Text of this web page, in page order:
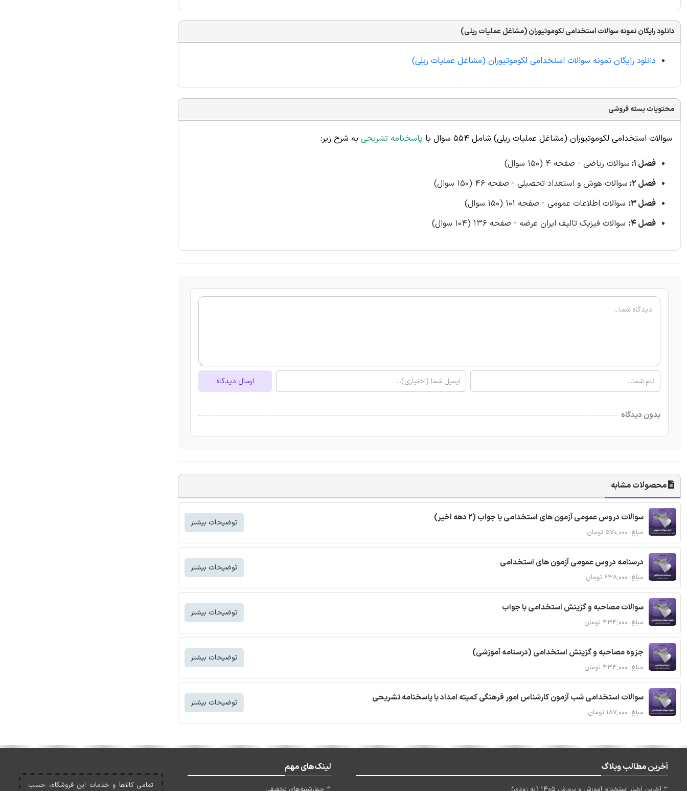
دانلود رایگان نمونه سوالات استخدامی لکوموتیوران (مشاغل عملیات ریلی)
دانلود رایگان نمونه سوالات استخدامی لکوموتیوران (مشاغل عملیات ریلی)
محتویات بسته فروشی
سوالات استخدامی لکوموتیوران (مشاغل عملیات ریلی) شامل 554 سوال با پاسخنامه تشریحی به شرح زیر:
فصل 1:
سوالات ریاضی - صفحه 4 (150 سوال)
فصل 2:
سوالات هوش و استعداد تحصیلی - صفحه 46 (150 سوال)
فصل 3:
سوالات اطلاعات عمومی - صفحه 101 (150 سوال)
فصل 4:
سوالات فیزیک تالیف ایران عرضه - صفحه 136 (104 سوال)
ارسال دیدگاه
بدون دیدگاه
محصولات مشابه
سوالات دروس عمومی آزمون های استخدامی با جواب (2 دهه اخیر)
مبلغ: ۵۷۰,۰۰۰ تومان
توضیحات بیشتر
درسنامه دروس عمومی آزمون های استخدامی
مبلغ: ۶۳۸,۰۰۰ تومان
توضیحات بیشتر
سوالات مصاحبه و گزینش استخدامی با جواب
مبلغ: ۴۳۴,۰۰۰ تومان
توضیحات بیشتر
جزوه مصاحبه و گزینش استخدامی (درسنامه آموزشی)
مبلغ: ۴۳۴,۰۰۰ تومان
توضیحات بیشتر
سوالات استخدامی شب آزمون کارشناس امور فرهنگی کمیته امداد با پاسخنامه تشریحی
مبلغ: ۱۸۷,۰۰۰ تومان
توضیحات بیشتر
آخرین مطالب وبلاگ لینک‌های مهم
تمامی کالاها و خدمات اين فروشگاه، حسب